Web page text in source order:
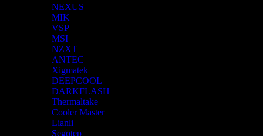
NEXUS
MIK
VSP
MSI
NZXT
ANTEC
Xigmatek
DEEPCOOL
DARKFLASH
Thermaltake
Cooler Master
Lianli
Segotep